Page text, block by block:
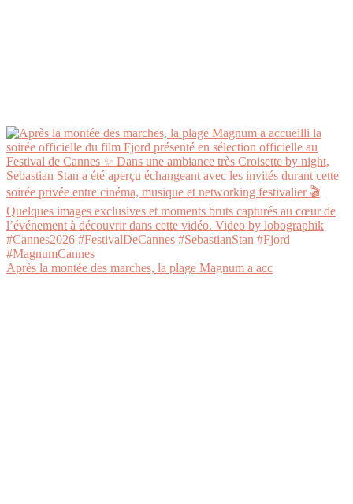
Après la montée des marches, la plage Magnum a acc